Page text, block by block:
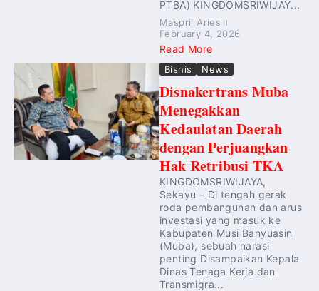
PTBA) KINGDOMSRIWIJAY...
Maspril Aries
February 4, 2026
Read More
Bisnis News
Disnakertrans Muba
Menegakkan
Kedaulatan Daerah
dengan Perjuangkan
Hak Retribusi TKA
KINGDOMSRIWIJAYA,
Sekayu – Di tengah gerak
roda pembangunan dan arus
investasi yang masuk ke
Kabupaten Musi Banyuasin
(Muba), sebuah narasi
penting Disampaikan Kepala
Dinas Tenaga Kerja dan
Transmigra...